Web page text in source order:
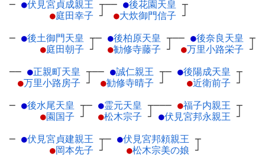
─ ●伏見宮貞成親王 ┬
●庭田幸子 ┘
── ●後花園天皇 ┬
●大炊御門信子 ┘
─ ●後土御門天皇 ┬
●庭田朝子 ┘
─ ●後柏原天皇 ┬
●勧修寺藤子 ┘
── ●後奈良天皇 ┬
●万里小路栄子 ┘
── ●正親町天皇 ┬
●万里小路房子 ┘
── ●誠仁親王 ┬
●勧修寺晴子 ┘
─ ●後陽成天皇 ┬
●近衛前子 ┘
─ ●後水尾天皇 ┬
●園国子 ┘
─ ●霊元天皇 ┬
●松木宗子 ┘
─── ●福子内親王 ┬
●伏見宮邦永親王 ┘
─ ●伏見宮貞建親王 ┬
●岡本先子 ┘
─ ●伏見宮邦頼親王 ┬
●松木宗美の娘 ┘